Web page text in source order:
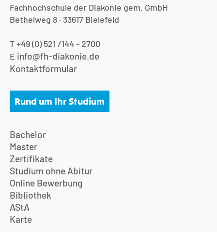
Fachhochschule der Diakonie gem. GmbH
Bethelweg 8 · 33617 Bielefeld
T +49 (0) 521 /144 - 2700
E info@fh-diakonie.de
Kontaktformular
Rund um Ihr Studium
Bachelor
Master
Zertifikate
Studium ohne Abitur
Online Bewerbung
Bibliothek
AStA
Karte